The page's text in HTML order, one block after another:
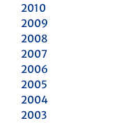
2010
2009
2008
2007
2006
2005
2004
2003